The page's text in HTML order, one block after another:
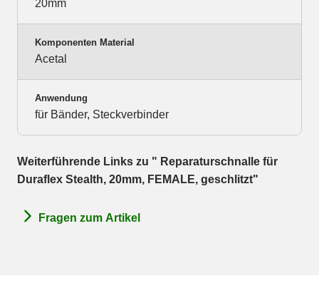
20mm
Komponenten Material
Acetal
Anwendung
für Bänder, Steckverbinder
Weiterführende Links zu " Reparaturschnalle für
Duraflex Stealth, 20mm, FEMALE, geschlitzt"
Fragen zum Artikel